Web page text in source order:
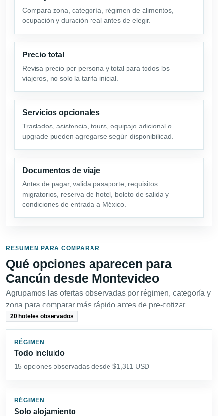
Compara zona, categoría, régimen de alimentos,
ocupación y duración real antes de elegir.
Precio total
Revisa precio por persona y total para todos los
viajeros, no solo la tarifa inicial.
Servicios opcionales
Traslados, asistencia, tours, equipaje adicional o
upgrade pueden agregarse según disponibilidad.
Documentos de viaje
Antes de pagar, valida pasaporte, requisitos
migratorios, reserva de hotel, boleto de salida y
condiciones de entrada a México.
RESUMEN PARA COMPARAR
Qué opciones aparecen para
Cancún desde Montevideo
Agrupamos las ofertas observadas por régimen, categoría y
zona para comparar más rápido antes de pre-cotizar.
20 hoteles observados
RÉGIMEN
Todo incluido
15 opciones observadas desde $1,311 USD
RÉGIMEN
Solo alojamiento